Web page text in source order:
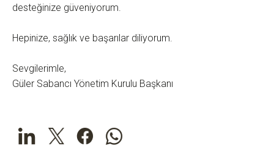
desteğinize güveniyorum.
Hepinize, sağlık ve başarılar diliyorum.
Sevgilerimle,
Güler Sabancı Yönetim Kurulu Başkanı